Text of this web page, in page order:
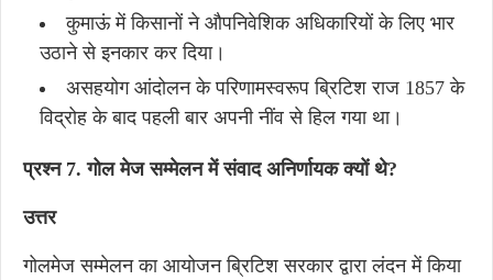
कुमाऊं में किसानों ने औपनिवेशिक अधिकारियों के लिए भार
उठाने से इनकार कर दिया।
असहयोग आंदोलन के परिणामस्वरूप ब्रिटिश राज 1857 के
विद्रोह के बाद पहली बार अपनी नींव से हिल गया था।
प्रश्न 7. गोल मेज सम्मेलन में संवाद अनिर्णायक क्यों थे?
उत्तर
गोलमेज सम्मेलन का आयोजन ब्रिटिश सरकार द्वारा लंदन में किया